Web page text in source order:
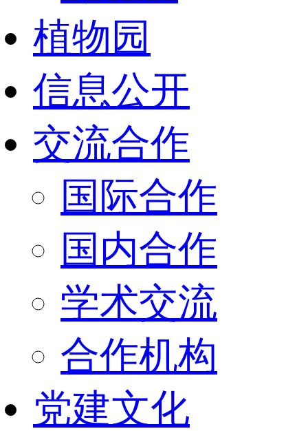
植物园
信息公开
交流合作
国际合作
国内合作
学术交流
合作机构
党建文化